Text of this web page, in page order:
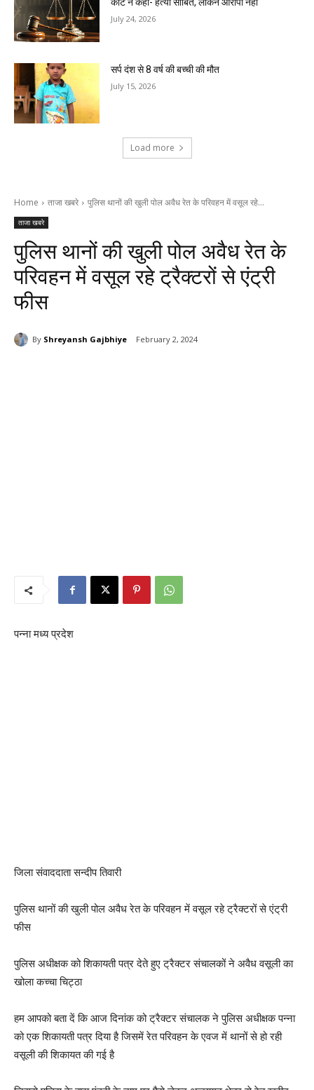
July 24, 2026
सर्प दंश से 8 वर्ष की बच्ची की मौत
July 15, 2026
Load more